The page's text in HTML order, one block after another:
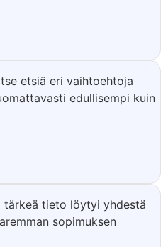
etsiä eri vaihtoehtoja
edullisempi kuin
tärkeä tieto löytyi yhdestä
sopimuksen